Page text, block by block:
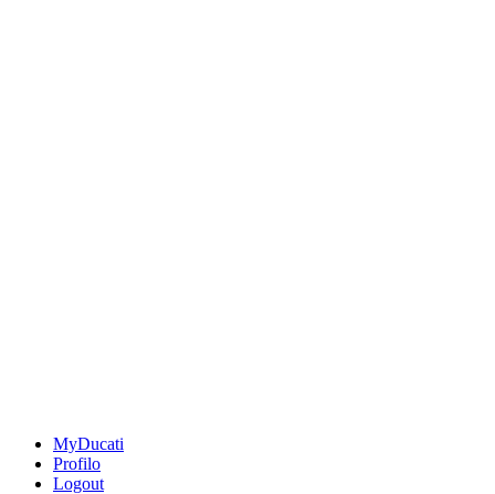
MyDucati
Profilo
Logout